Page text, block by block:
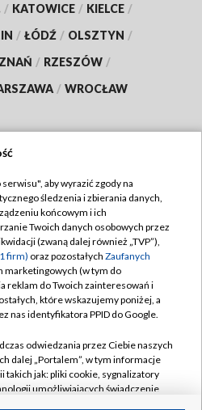
/ KATOWICE / KIELCE /
/ ŁÓDŹ / OLSZTYN /
/ RZESZÓW /
/ WROCŁAW
TVP
TVP
prywatności
zgody
Pomoc
Kontakt
aby wyrazić zgody na
śledzenia i zbierania danych,
końcowym i ich
Twoich danych osobowych przez
(zwaną dalej również „TVP”),
firm) oraz pozostałych Zaufanych
marketingowych (w tym do
reklam do Twoich zainteresowań i
które wskazujemy poniżej, a
nas identyfikatora PPID do Google.
odwiedzania przez Ciebie naszych
dalej „Portalem”, w tym informacje
takich jak: pliki cookie, sygnalizatory
umożliwiających świadczenie